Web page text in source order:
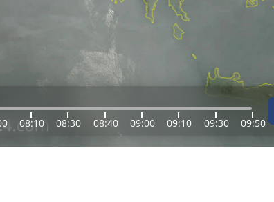
08:10 08:30 08:40 09:00 09:10 09:30 09:50